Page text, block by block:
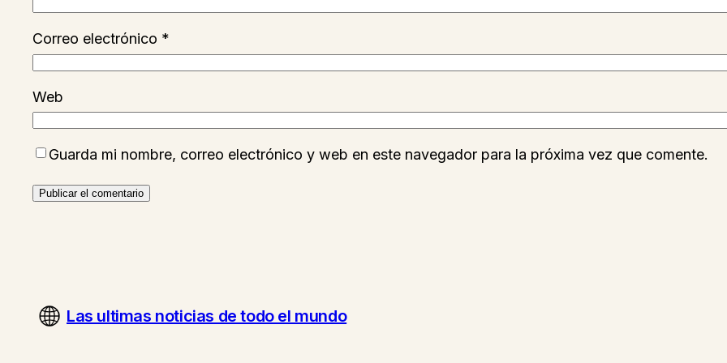
Correo electrónico *
Web
Guarda mi nombre, correo electrónico y web en este navegador para la próxima vez que comente.
Las ultimas noticias de todo el mundo